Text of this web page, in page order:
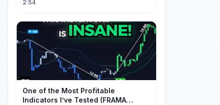
2:54
One of the Most Profitable
Indicators I’ve Tested (FRAMA